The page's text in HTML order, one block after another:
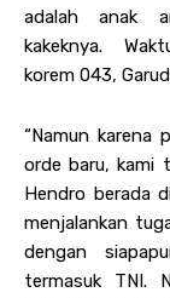
adalah anak
kakeknya.
korem 043,
“Namun karena
orde baru, kami
Hendro berada
menjalankan
dengan
termasuk TNI.